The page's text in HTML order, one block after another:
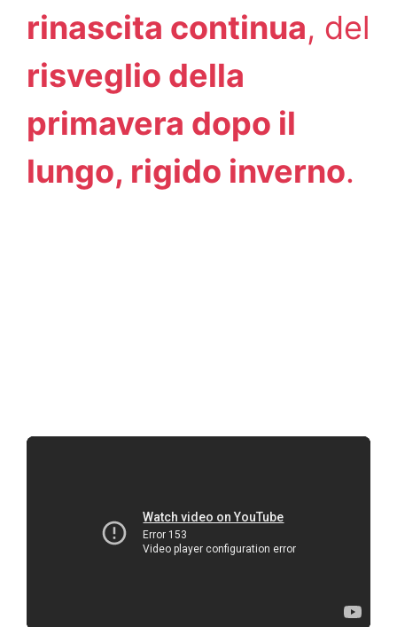
rinascita continua, del
risveglio della
primavera dopo il
lungo, rigido inverno.